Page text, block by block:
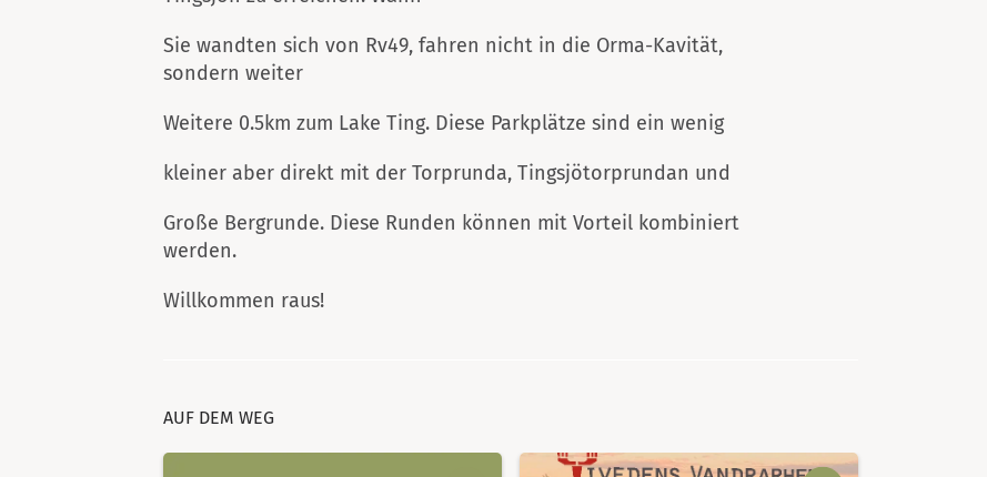
Sie wandten sich von Rv49, fahren nicht in die Orma-Kavität,
sondern weiter
Weitere 0.5km zum Lake Ting. Diese Parkplätze sind ein wenig
kleiner aber direkt mit der Torprunda, Tingsjötorprundan und
Große Bergrunde. Diese Runden können mit Vorteil kombiniert
werden.
Willkommen raus!
AUF DEM WEG